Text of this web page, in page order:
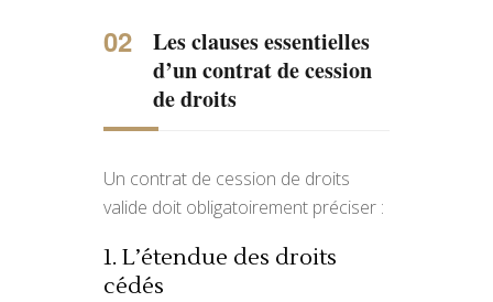
Les clauses essentielles
d’un contrat de cession
de droits
Un contrat de cession de droits
valide doit obligatoirement préciser :
1. L’étendue des droits
cédés